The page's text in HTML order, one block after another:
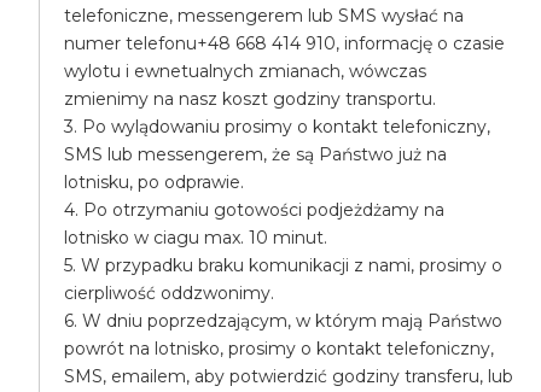
telefoniczne, messengerem lub SMS wysłać na
numer telefonu+48 668 414 910, informację o czasie
wylotu i ewnetualnych zmianach, wówczas
zmienimy na nasz koszt godziny transportu.
3. Po wylądowaniu prosimy o kontakt telefoniczny,
SMS lub messengerem, że są Państwo już na
lotnisku, po odprawie.
4. Po otrzymaniu gotowości podjeżdżamy na
lotnisko w ciagu max. 10 minut.
5. W przypadku braku komunikacji z nami, prosimy o
cierpliwość oddzwonimy.
6. W dniu poprzedzającym, w którym mają Państwo
powrót na lotnisko, prosimy o kontakt telefoniczny,
SMS, emailem, aby potwierdzić godziny transferu, lub